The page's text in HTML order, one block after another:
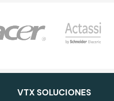
VTX SOLUCIONES